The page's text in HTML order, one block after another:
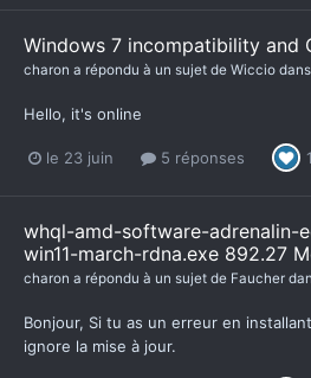
Windows 7 incompatibility and
charon a répondu à un sujet de Wiccio dans
Hello, it's online
le 23 juin 5 réponses 1
whql-amd-software-adrenalin-
win11-march-rdna.exe 892.27
charon a répondu à un sujet de Faucher
Bonjour, Si tu as un erreur en
ignore la mise à jour.